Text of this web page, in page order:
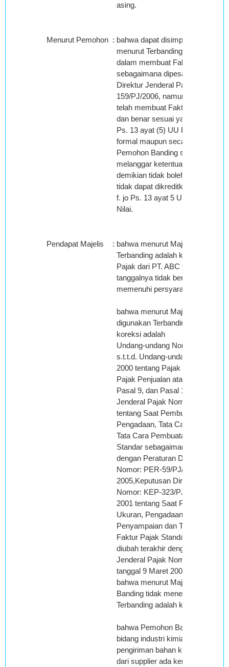
asing.
Menurut Pemohon : bahwa dapat disimpulkan
menurut Terbanding, PT. ABC
dalam membuat Faktur Pajak
sebagaimana dipesankan
Direktur Jenderal Pajak Nomor :
159/PJ/2006, namun sungguh
telah membuat Faktur Pajak
dan benar sesuai yang
Ps. 13 ayat (5) UU PPN baik
formal maupun secara material,
Pemohon Banding sama sekali
melanggar ketentuan tersebut;
demikian tidak boleh dikenai
tidak dapat dikreditkan (Ps. 9
f. jo Ps. 13 ayat 5 UU Pajak
Nilai.
Pendapat Majelis : bahwa menurut Majelis, dasar
Terbanding adalah karena ada 23
Pajak dari PT. ABC yang nomor
tanggalnya tidak berurutan
memenuhi persyaratan formal;
bahwa menurut Majelis dasar
digunakan Terbanding dalam
koreksi adalah
Undang-undang Nomor 8 Tahun
s.t.t.d. Undang-undang Nomor 18
2000 tentang Pajak
Pajak Penjualan atas Barang
Pasal 9, dan Pasal
Jenderal Pajak Nomor: KEP-
tentang Saat Pembuatan,
Pengadaan, Tata Cara
Tata Cara Pembuatan Faktur
Standar sebagaimana telah
dengan Peraturan Direktur
Nomor: PER-59/PJ/2005 tanggal
2005,Keputusan Direktur
Nomor: KEP-323/PJ/2001
2001 tentang Saat Pembuatan,
Ukuran, Pengadaan, Tata Cara
Penyampaian dan Tata Cara
Faktur Pajak Standar
diubah terakhir dengan
Jenderal Pajak Nomor: PER-
tanggal 9 Maret 2005.
bahwa menurut Majelis, alasan
Banding tidak menerima koreksi
Terbanding adalah karena:
bahwa Pemohon Banding
bidang industri kimia dan dalam
pengiriman bahan kimia cair
dari supplier ada kemungkinan